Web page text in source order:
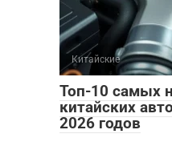
Китайские
Топ-10 самых
китайских
2026 годов